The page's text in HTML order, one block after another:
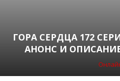
ГОРА СЕРДЦА 172
АНОНС И